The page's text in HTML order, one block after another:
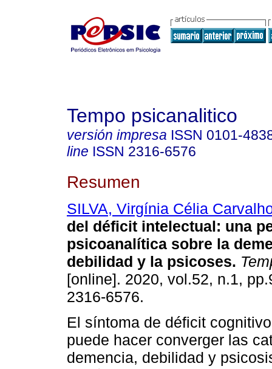
Tempo psicanalitico
versión impresa ISSN 0101-
line ISSN 2316-6576
Resumen
SILVA, Virgínia Célia
del déficit intelectual: una
psicoanalítica sobre la
debilidad y la psicoses.
[online]. 2020, vol.52, n.1,
2316-6576.
El síntoma de déficit
puede hacer converger las
demencia, debilidad y